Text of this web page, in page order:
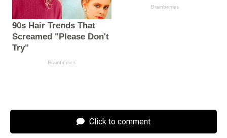
Click to comment